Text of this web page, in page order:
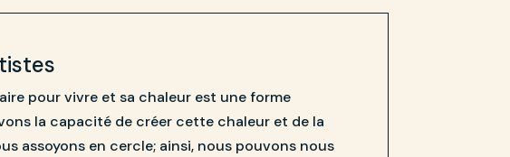
pour vivre et sa chaleur est une forme
la capacité de créer cette chaleur et de la
assoyons en cercle; ainsi, nous pouvons nous